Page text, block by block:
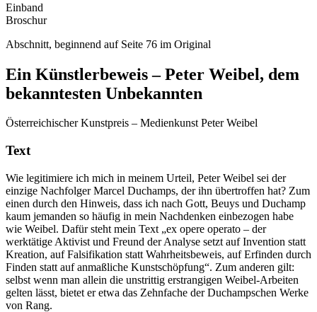
Einband
Broschur
Abschnitt, beginnend auf Seite 76 im Original
Ein Künstlerbeweis – Peter Weibel, dem
bekanntesten Unbekannten
Österreichischer Kunstpreis – Medienkunst Peter Weibel
Text
Wie legitimiere ich mich in meinem Urteil, Peter Weibel sei der
einzige Nachfolger Marcel Duchamps, der ihn übertroffen hat? Zum
einen durch den Hinweis, dass ich nach Gott, Beuys und Duchamp
kaum jemanden so häufig in mein Nachdenken einbezogen habe
wie Weibel. Dafür steht mein Text „ex opere operato – der
werktätige Aktivist und Freund der Analyse setzt auf Invention statt
Kreation, auf Falsifikation statt Wahrheitsbeweis, auf Erfinden durch
Finden statt auf anmaßliche Kunstschöpfung“. Zum anderen gilt:
selbst wenn man allein die unstrittig erstrangigen Weibel-Arbeiten
gelten lässt, bietet er etwa das Zehnfache der Duchampschen Werke
von Rang.